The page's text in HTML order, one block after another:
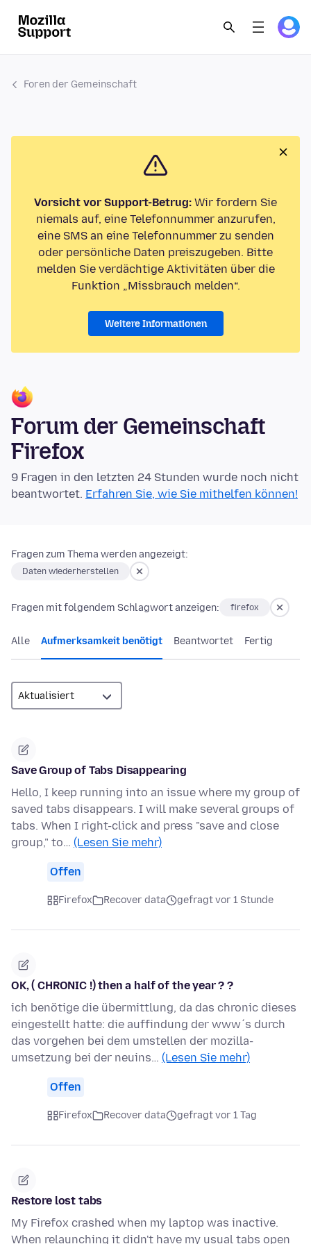
Foren der Gemeinschaft
Vorsicht vor Support-Betrug: Wir fordern Sie
niemals auf, eine Telefonnummer anzurufen,
eine SMS an eine Telefonnummer zu senden
oder persönliche Daten preiszugeben. Bitte
melden Sie verdächtige Aktivitäten über die
Funktion „Missbrauch melden“.
Weitere Informationen
Forum der Gemeinschaft
Firefox
9 Fragen in den letzten 24 Stunden wurde noch nicht
beantwortet. Erfahren Sie, wie Sie mithelfen können!
Fragen zum Thema werden angezeigt:
Daten wiederherstellen
Fragen mit folgendem Schlagwort anzeigen: firefox
Alle Aufmerksamkeit benötigt Beantwortet Fertig
Save Group of Tabs Disappearing
Hello, I keep running into an issue where my group of
saved tabs disappears. I will make several groups of
tabs. When I right-click and press "save and close
group," to… (Lesen Sie mehr)
Offen
Firefox Recover data gefragt vor 1 Stunde
OK, ( CHRONIC !) then a half of the year ? ?
ich benötige die übermittlung, da das chronic dieses
eingestellt hatte: die auffindung der www´s durch
das vorgehen bei dem umstellen der mozilla-
umsetzung bei der neuins… (Lesen Sie mehr)
Offen
Firefox Recover data gefragt vor 1 Tag
Restore lost tabs
My Firefox crashed when my laptop was inactive.
When relaunching it didn't have my usual tabs open